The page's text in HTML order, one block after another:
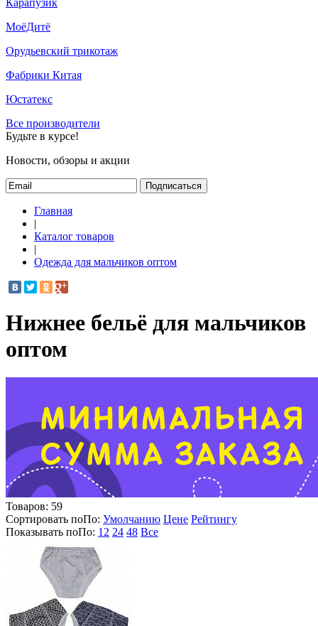
Карапузик
МоёДитё
Орудьевский трикотаж
Фабрики Китая
Юстатекс
Все производители
Будьте в курсе!
Новости, обзоры и акции
Подписаться
Главная
|
Каталог товаров
|
Одежда для мальчиков оптом
Нижнее бельё для мальчиков
оптом
Товаров: 59
Сортировать поПо: Умолчанию Цене Рейтингу
Показывать поПо: 12 24 48 Все